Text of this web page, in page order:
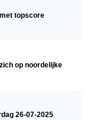
topscore
op noordelijke
26-07-2025